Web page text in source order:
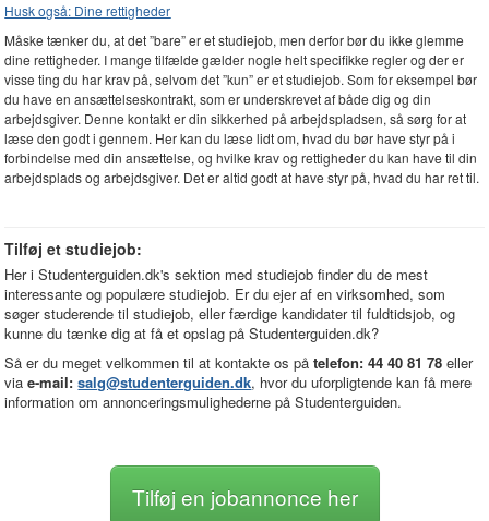
Husk også: Dine rettigheder
Måske tænker du, at det ”bare” er et studiejob, men derfor bør du ikke glemme
dine rettigheder. I mange tilfælde gælder nogle helt specifikke regler og der er
visse ting du har krav på, selvom det ”kun” er et studiejob. Som for eksempel bør
du have en ansættelseskontrakt, som er underskrevet af både dig og din
arbejdsgiver. Denne kontakt er din sikkerhed på arbejdspladsen, så sørg for at
læse den godt i gennem. Her kan du læse lidt om, hvad du bør have styr på i
forbindelse med din ansættelse, og hvilke krav og rettigheder du kan have til din
arbejdsplads og arbejdsgiver. Det er altid godt at have styr på, hvad du har ret til.
Tilføj et studiejob:
Her i Studenterguiden.dk's sektion med studiejob finder du de mest
interessante og populære studiejob. Er du ejer af en virksomhed, som
søger studerende til studiejob, eller færdige kandidater til fuldtidsjob, og
kunne du tænke dig at få et opslag på Studenterguiden.dk?
Så er du meget velkommen til at kontakte os påtelefon: 44 40 81 78 eller
viae-mail:salg@studenterguiden.dk, hvor du uforpligtende kan få mere
information om annonceringsmulighederne på Studenterguiden.
Tilføj en jobannonce her